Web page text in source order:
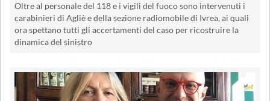
Oltre al personale del 118 e i vigili del fuoco sono intervenuti i
carabinieri di Agliè e della sezione radiomobile di Ivrea, ai quali
ora spettano tutti gli accertamenti del caso per ricostruire la
dinamica del sinistro